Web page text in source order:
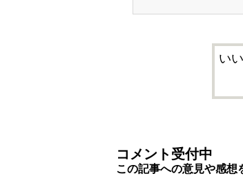
い
コメント受付中
この記事への意見や感想